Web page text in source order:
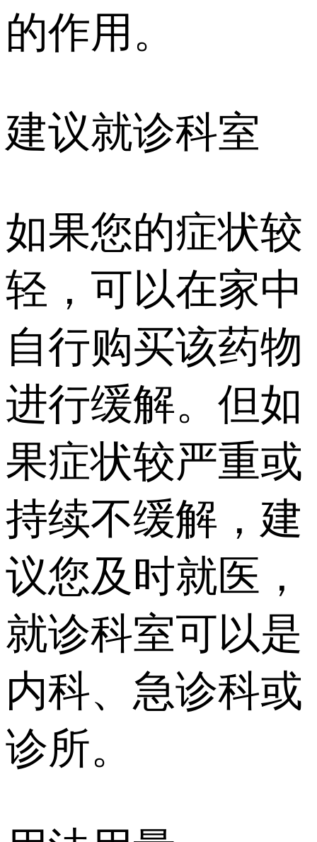
的作用。
建议就诊科室
如果您的症状较
轻，可以在家中
自行购买该药物
进行缓解。但如
果症状较严重或
持续不缓解，建
议您及时就医，
就诊科室可以是
内科、急诊科或
诊所。